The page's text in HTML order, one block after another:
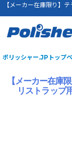
【メーカー在庫限り】
ポリッシャー.JPトップ
【メーカー在庫
リストラップ